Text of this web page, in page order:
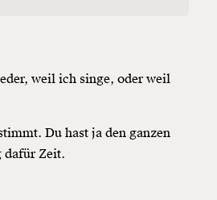
weil ich singe, oder weil
Du hast ja den ganzen
dafür Zeit.